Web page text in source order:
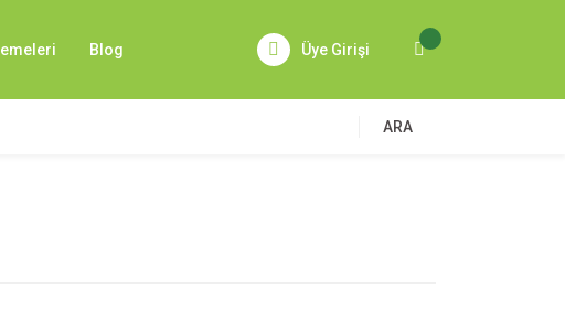
Blog Üye Girişi
ARA